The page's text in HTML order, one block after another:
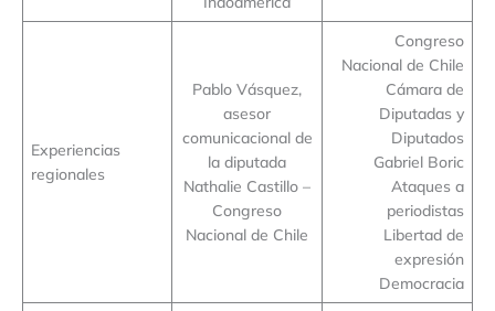
Experiencias
regionales
Pablo Vásquez,
asesor
comunicacional de
la diputada
Nathalie Castillo –
Congreso
Nacional de Chile
Congreso
Nacional de Chile
Cámara de
Diputadas y
Diputados
Gabriel Boric
Ataques a
periodistas
Libertad de
expresión
Democracia